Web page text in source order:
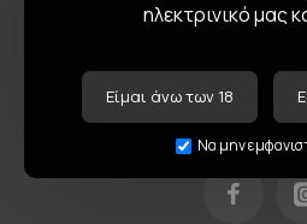
ηλεκτρινικό μας
Είμαι άνω των 18
Να μην